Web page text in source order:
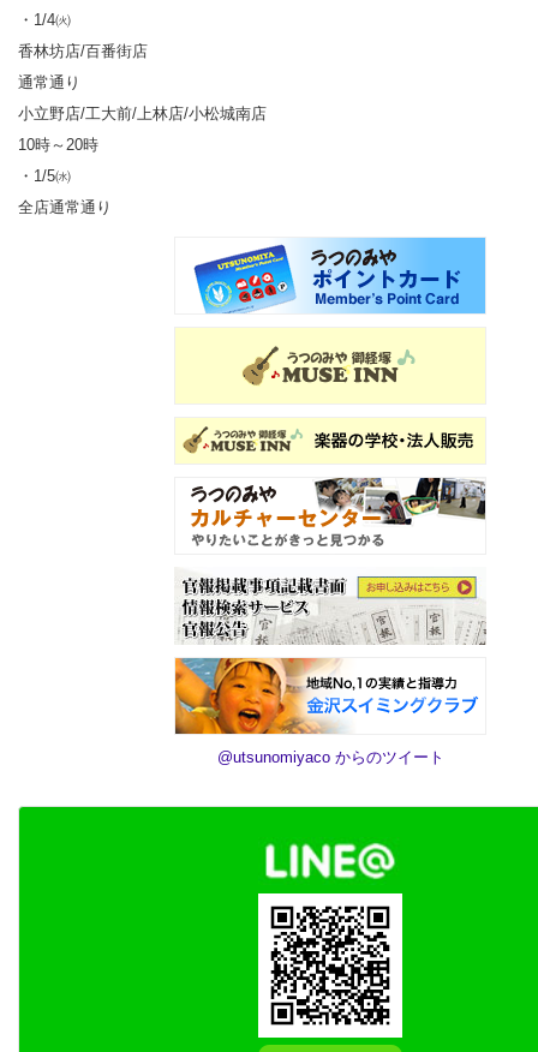
・1/4㈫
香林坊店/百番街店
通常通り
小立野店/工大前/上林店/小松城南店
10時～20時
・1/5㈬
全店通常通り
@utsunomiyaco からのツイート